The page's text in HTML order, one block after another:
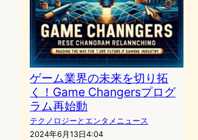
ゲーム業界の未来を切り拓
く！Game Changersプログ
ラム再始動
テクノロジーとエンタメニュース
2024年6月13日4:04